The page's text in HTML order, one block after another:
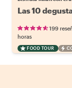
Las 10
199
horas
FOOD TOUR